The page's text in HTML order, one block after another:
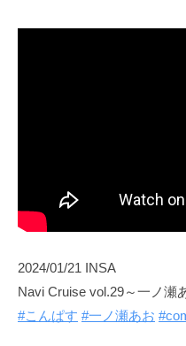
2024/01/21 INSA
Navi Cruise vol.29～一ノ瀬
#こんぱす #一ノ瀬あお